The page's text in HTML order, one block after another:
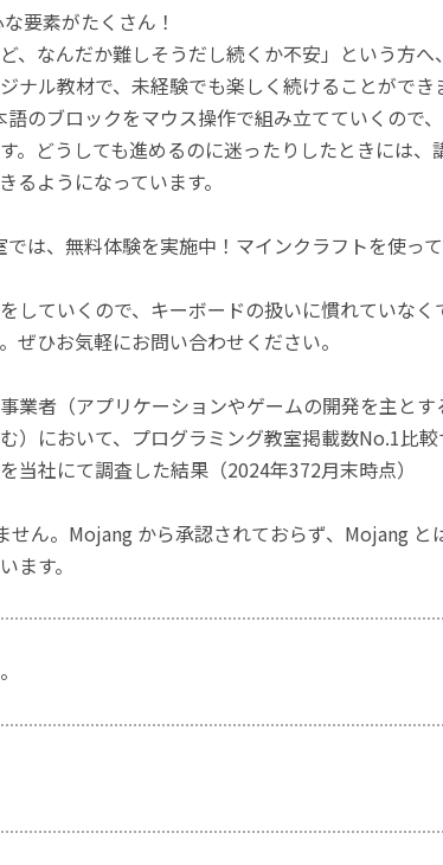
要素がたくさん！
、なんだか難しそうだし続くか不安」という方
ナル教材で、未経験でも楽しく続けることができ
のブロックをマウス操作で組み立てていくので
。どうしても進めるのに迷ったりしたときには
ようになっています。
は、無料体験を実施中！マインクラフトを使っ
していくので、キーボードの扱いに慣れていな
ぜひお気軽にお問い合わせください。
業者（アプリケーションやゲームの開発を主と
）において、プログラミング教室掲載数No.1比
当社にて調査した結果（2024年372月末時点）
せん。Mojang から承認されておらず、Mojang
ます。